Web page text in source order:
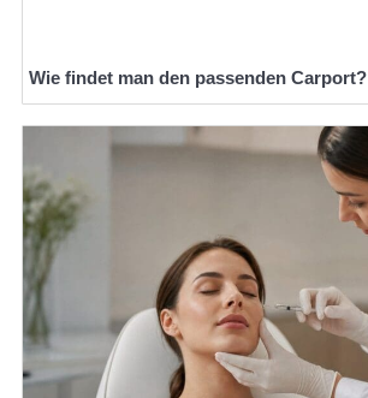
Wie findet man den passenden Carport?